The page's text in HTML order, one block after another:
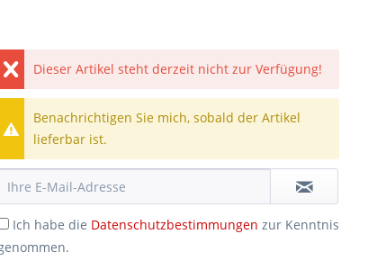
Dieser Artikel steht derzeit nicht zur Verfügung!
Benachrichtigen Sie mich, sobald der Artikel
lieferbar ist.
Ich habe die Datenschutzbestimmungen zur Kenntnis